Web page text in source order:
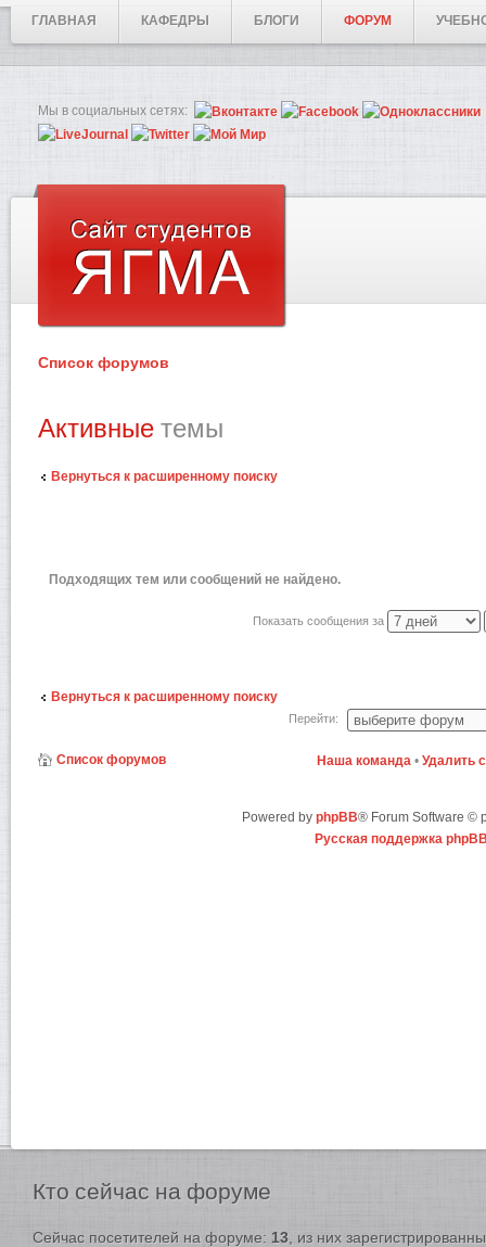
ГЛАВНАЯ КАФЕДРЫ БЛОГИ ФОРУМ
Мы в социальных сетях:
Список форумов
Активные темы
Вернуться к расширенному поиску
Подходящих тем или сообщений не найдено.
Показать сообщения за
Вернуться к расширенному поиску
Перейти:
Список форумов Наша команда • Удалить
Powered by phpBB® Forum Software ©
Русская поддержка
Кто сейчас на форуме
Сейчас посетителей на форуме: 13 , из них